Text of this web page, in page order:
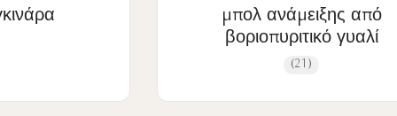
μπολ ανάμειξης από
βοριοπυριτικό γυαλί
(21)